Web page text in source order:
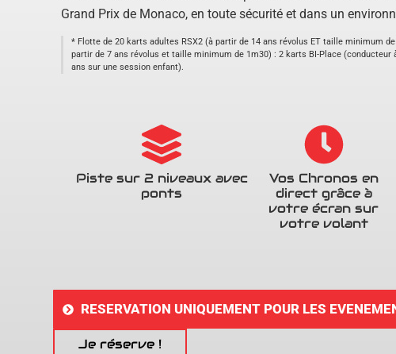
Grand Prix de Monaco, en toute sécurité et dans un
* Flotte de 20 karts adultes RSX2 (à partir de 14 ans révolus ET taille minimum
partir de 7 ans révolus et taille minimum de 1m30) : 2 karts BI-Place (conducteur
ans sur une session enfant).
Piste sur 2 niveaux avec
ponts
Vos Chronos en
direct grâce à
votre écran sur
votre volant
RESERVATION UNIQUEMENT POUR LES
Je réserve !